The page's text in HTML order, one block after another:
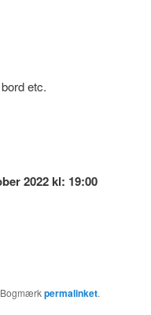
etc.
2022 kl: 19:00
permalinket.